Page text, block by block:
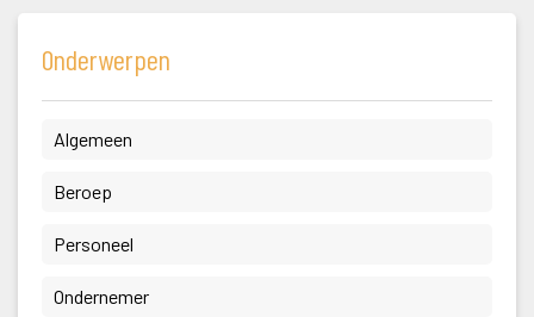
Onderwerpen
Algemeen
Beroep
Personeel
Ondernemer